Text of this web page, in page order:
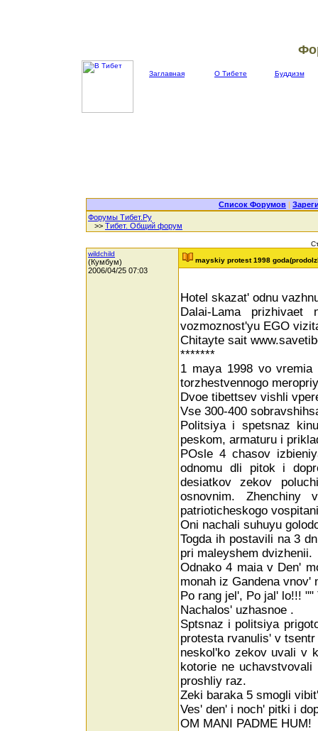
Заглавная О Тибете Буддизм
Список Форумов |
Форумы Тибет.Ру
>> Тибет. Общий форум
wildchild
(Кумбум)
2006/04/25 07:03
mayskiy protest 1998
Hotel skazat' odnu
Dalai-Lama
vozmoznost'yu EGO
Chitayte sait
*******
1 maya 1998 vo vremia
torzhestvennogo
Dvoe tibettsev vishli
Vse 300-400
Politsiya i spetsnaz
peskom, armaturu i
POsle 4 chasov
odnomu dli pitok i
desiatkov zekov
osnovnim.
patrioticheskogo
Oni nachali suhuyu
Togda ih postavili na 3
pri maleyshem dvizhenii.
Odnako 4 maia v Den'
monah iz Gandena vnov'
Po rang jel', Po jal' lo!!!
Nachalos' uzhasnoe .
Sptsnaz i politsiya
protesta rvanulis' v
neskol'ko zekov uvali v
kotorie ne
proshliy raz.
Zeki baraka 5 smogli
Ves' den' i noch' pitki i
OM MANI PADME HUM!